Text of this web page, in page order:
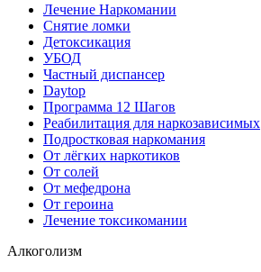
Лечение Наркомании
Снятие ломки
Детоксикация
УБОД
Частный диспансер
Daytop
Программа 12 Шагов
Реабилитация для наркозависимых
Подростковая наркомания
От лёгких наркотиков
От солей
От мефедрона
От героина
Лечение токсикомании
Алкоголизм